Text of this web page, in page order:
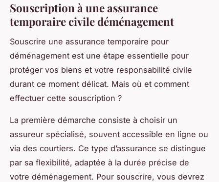
Souscription à une assurance
temporaire civile déménagement
Souscrire une assurance temporaire pour
déménagement est une étape essentielle pour
protéger vos biens et votre responsabilité civile
durant ce moment délicat. Mais où et comment
effectuer cette souscription ?
La première démarche consiste à choisir un
assureur spécialisé, souvent accessible en ligne ou
via des courtiers. Ce type d’assurance se distingue
par sa flexibilité, adaptée à la durée précise de
votre déménagement. Pour souscrire, vous devrez